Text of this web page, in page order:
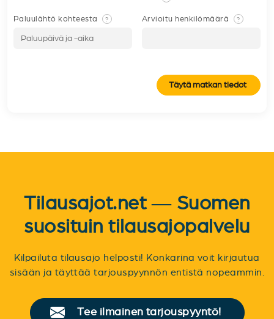
Paluulähtö kohteesta ? Arvioitu henkilömäärä ?
Täytä matkan tiedot
Tilausajot.net — Suomen
suosituin tilausajopalvelu
Kilpailuta tilausajo helposti! Konkarina voit kirjautua
sisään ja täyttää tarjouspyynnön entistä nopeammin.
Tee ilmainen tarjouspyyntö!